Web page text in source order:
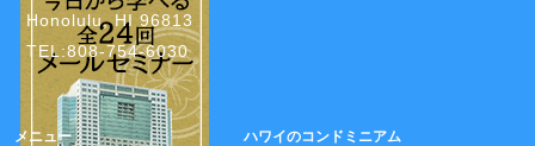
Honolulu, HI 96813
TEL:808-754-6030
メニュー ハワイのコンドミニアム